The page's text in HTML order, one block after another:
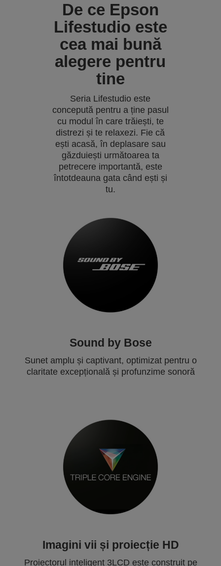
De ce Epson
Lifestudio este
cea mai bună
alegere pentru
tine
Seria Lifestudio este
concepută pentru a ține pasul
cu modul în care trăiești, te
distrezi și te relaxezi. Fie că
ești acasă, în deplasare sau
găzduiești următoarea ta
petrecere importantă, este
întotdeauna gata când ești și
tu.
Sound by Bose
Sunet amplu și captivant, optimizat pentru o
claritate excepțională și profunzime sonoră
Imagini vii și proiecție HD
Proiectorul inteligent 3LCD este construit pe